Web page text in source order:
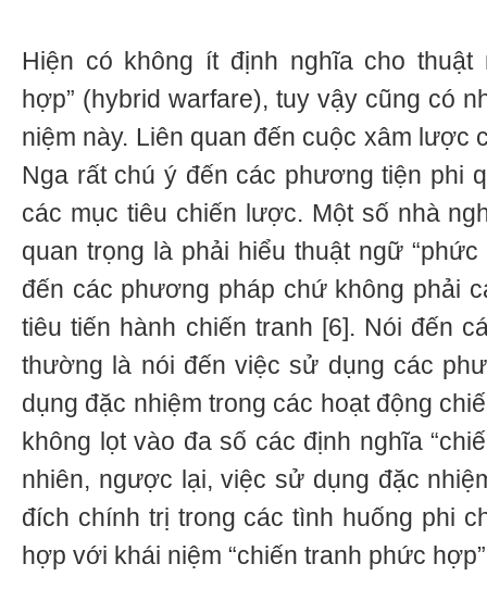
Hiện có không ít định nghĩa cho thuật
hợp” (hybrid warfare), tuy vậy cũng có
niệm này. Liên quan đến cuộc xâm lược
Nga rất chú ý đến các phương tiện phi
các mục tiêu chiến lược. Một số nhà
quan trọng là phải hiểu thuật ngữ
đến các phương pháp chứ không phải
tiêu tiến hành chiến tranh [6]. Nói đến
thường là nói đến việc sử dụng các
dụng đặc nhiệm trong các hoạt động
không lọt vào đa số các định nghĩa
nhiên, ngược lại, việc sử dụng đặc
đích chính trị trong các tình huống phi
hợp với khái niệm “chiến tranh phức